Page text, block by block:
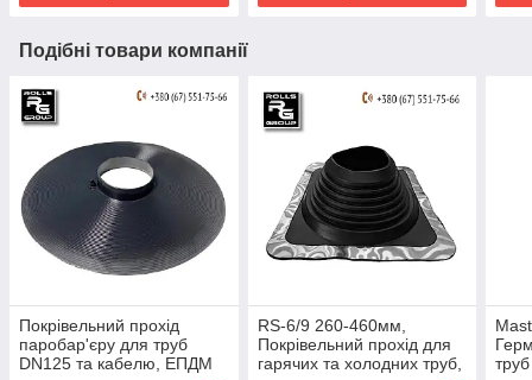
Подібні товари компанії
Покрівельний прохід
паробар'єру для труб
DN125 та кабелю, ЕПДМ
RS-6/9 260-460мм,
Покрівельний прохід для
гарячих та холодних труб,